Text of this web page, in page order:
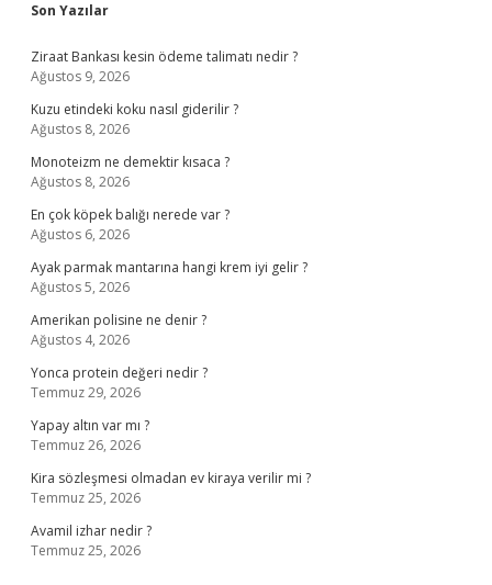
Sidebar
Son Yazılar
Ziraat Bankası kesin ödeme talimatı nedir ?
Ağustos 9, 2026
Kuzu etindeki koku nasıl giderilir ?
Ağustos 8, 2026
Monoteizm ne demektir kısaca ?
Ağustos 8, 2026
En çok köpek balığı nerede var ?
Ağustos 6, 2026
Ayak parmak mantarına hangi krem iyi gelir ?
Ağustos 5, 2026
Amerikan polisine ne denir ?
Ağustos 4, 2026
Yonca protein değeri nedir ?
Temmuz 29, 2026
Yapay altın var mı ?
Temmuz 26, 2026
Kira sözleşmesi olmadan ev kiraya verilir mi ?
Temmuz 25, 2026
Avamil izhar nedir ?
Temmuz 25, 2026